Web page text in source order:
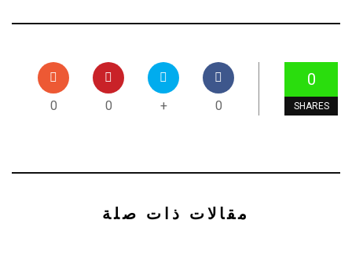
0
SHARES
0
+
0
0
مقالات ذات صلة